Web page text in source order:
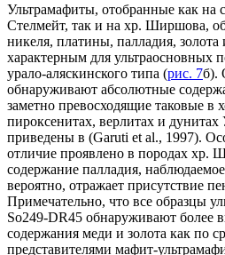
Ультрамафиты, отобранные как на
Стелмейт, так и на хр. Ширшова,
никеля, платины, палладия,
характерным для ультраосновных
урало-аляскинского типа (рис. 7б).
обнаруживают абсолютные
заметно превосходящие таковые в
пироксенитах, верлитах и
приведены в (Garuti et al., 1997).
отличие проявлено в породах хр.
содержание палладия,
вероятно, отражает присутствие
Примечательно, что все образцы
So249-DR45 обнаруживают более
содержания меди и золота как по
представителями мафит-